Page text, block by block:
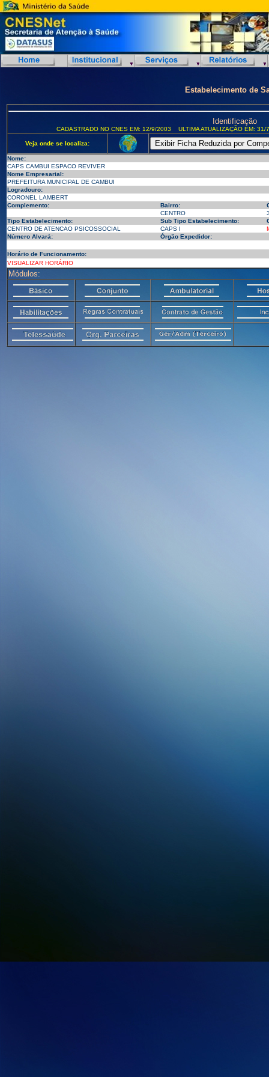
Estabelecimento de
Identificação
CADASTRADO NO CNES EM: 12/9/2003 ULTIMA ATUALIZAÇÃO EM:
Veja onde se localiza:
Nome:
CAPS CAMBUI ESPACO REVIVER
Nome Empresarial:
PREFEITURA MUNICIPAL DE CAMBUI
Logradouro:
CORONEL LAMBERT
Complemento:
Bairro:
CENTRO
Tipo Estabelecimento:
Sub Tipo Estabelecimento:
CENTRO DE ATENCAO PSICOSSOCIAL
CAPS I
Número Alvará:
Órgão Expedidor:
Horário de Funcionamento:
VISUALIZAR HORÁRIO
Módulos: